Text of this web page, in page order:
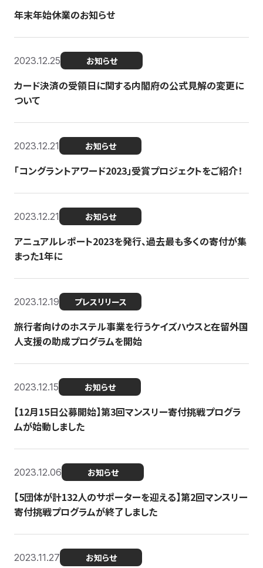
年末年始休業のお知らせ
2023.12.25 お知らせ
カード決済の受領日に関する内閣府の公式見解の変更に
ついて
2023.12.21 お知らせ
「コングラントアワード2023」受賞プロジェクトをご紹介！
2023.12.21 お知らせ
アニュアルレポート2023を発行、過去最も多くの寄付が集
まった1年に
2023.12.19 プレスリリース
旅行者向けのホステル事業を行うケイズハウスと在留外国
人支援の助成プログラムを開始
2023.12.15 お知らせ
【12月15日公募開始】第3回マンスリー寄付挑戦プログラ
ムが始動しました
2023.12.06 お知らせ
【5団体が計132人のサポーターを迎える】第2回マンスリー
寄付挑戦プログラムが終了しました
2023.11.27 お知らせ